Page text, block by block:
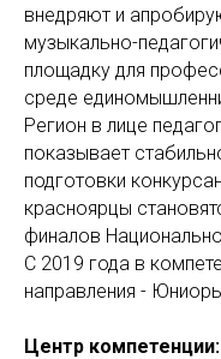
внедряют и
музыкально-
площадку для
среде
Регион в лице
показывает
подготовки
красноярцы
финалов
С 2019 года в
направления -
Центр компетенции: